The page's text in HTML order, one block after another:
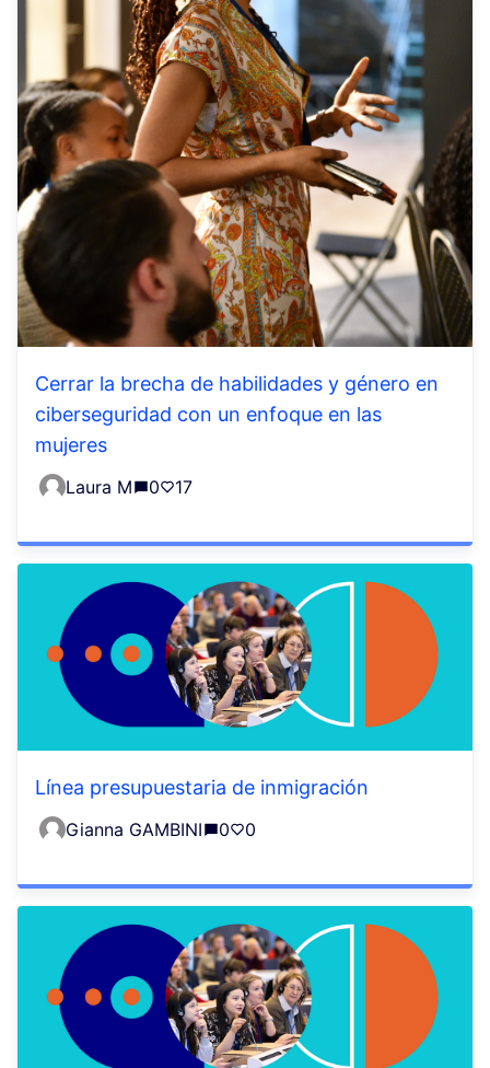
Cerrar la brecha de habilidades y género en
ciberseguridad con un enfoque en las
mujeres
Laura M 0 17
Línea presupuestaria de inmigración
Gianna GAMBINI 0 0